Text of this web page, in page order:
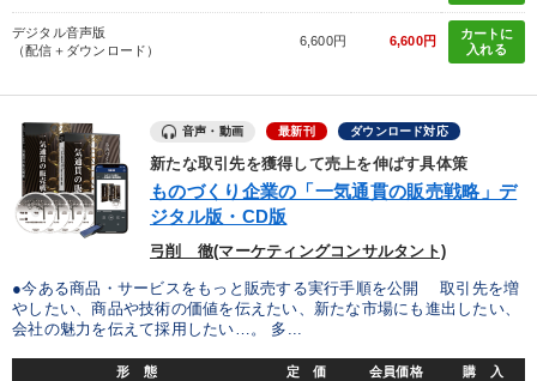
デジタル音声版
（配信＋ダウンロード）
6,600円 6,600円
カートに
入れる
音声・動画 最新刊 ダウンロード対応
新たな取引先を獲得して売上を伸ばす具体策
ものづくり企業の「一気通貫の販売戦略」デ
ジタル版・CD版
弓削 徹(マーケティングコンサルタント)
●今ある商品・サービスをもっと販売する実行手順を公開 取引先を増
やしたい、商品や技術の価値を伝えたい、新たな市場にも進出したい、
会社の魅力を伝えて採用したい…。 多...
形 態 定 価 会員価格 購 入